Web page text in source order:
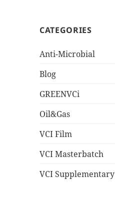
CATEGORIES
Anti-Microbial
Blog
GREENVCi
Oil&Gas
VCI Film
VCI Masterbatch
VCI Supplementary